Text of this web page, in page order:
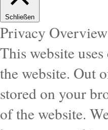
Schließen
Privacy Overview
This website
the website. Out
stored on your
of the website.